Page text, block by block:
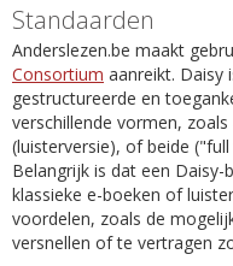
Standaarden
Anderslezen.be maakt
Consortium aanreikt. Daisy
gestructureerde en
verschillende vormen,
(luisterversie), of beide
Belangrijk is dat een
klassieke e-boeken of
voordelen, zoals de
versnellen of te vertragen